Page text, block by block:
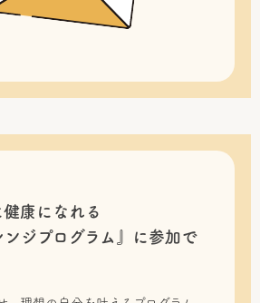
康になれる
ンジプログラム』に 参加で